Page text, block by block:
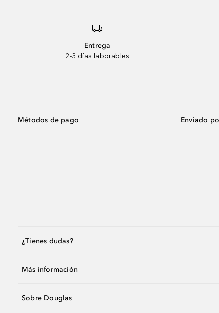
Entrega
2-3 días laborables
Métodos de pago Enviado
¿Tienes dudas?
Más información
Sobre Douglas